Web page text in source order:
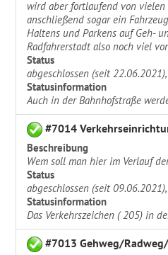
wird aber fortlaufend von vielen
anschließend sogar ein
Haltens und Parkens auf Geh-
Radfahrerstadt also noch viel
Status
abgeschlossen (seit
Statusinformation
Auch in der Bahnhofstraße
#7014
Beschreibung
Wem soll man hier im Verlauf
Status
abgeschlossen (seit
Statusinformation
Das Verkehrszeichen ( 205) in
#7013 Gehweg/